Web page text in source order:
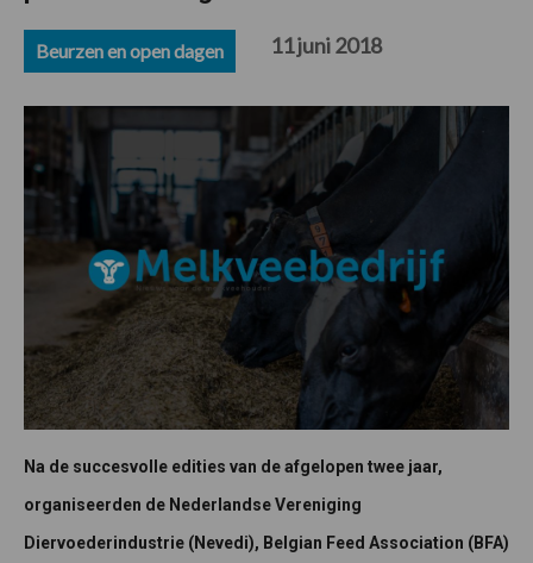
Beurzen en open dagen 11 juni 2018
Na de succesvolle edities van de afgelopen twee jaar,
organiseerden de Nederlandse Vereniging
Diervoederindustrie (Nevedi), Belgian Feed Association (BFA)